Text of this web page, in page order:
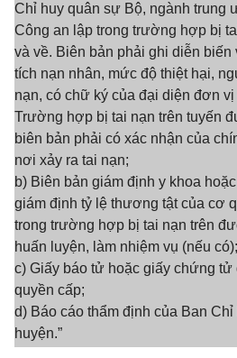
Chỉ huy quân sự Bộ, ngành trung
Công an lập trong trường hợp bị
và về. Biên bản phải ghi diễn
tích nạn nhân, mức độ thiệt hại,
nạn, có chữ ký của đại diện đơn
Trường hợp bị tai nạn trên tuyến
biên bản phải có xác nhận của
nơi xảy ra tai nạn;
b) Biên bản giám định y khoa
giám định tỷ lệ thương tật của cơ
trong trường hợp bị tai nạn trên
huấn luyện, làm nhiệm vụ (nếu có);
c) Giấy báo tử hoặc giấy chứng tử
quyền cấp;
d) Báo cáo thẩm định của Ban
huyện.”